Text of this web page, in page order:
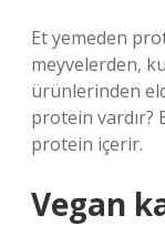
Et yemeden
meyvelerden,
ürünlerinden
protein vardır?
protein içerir.
Vegan